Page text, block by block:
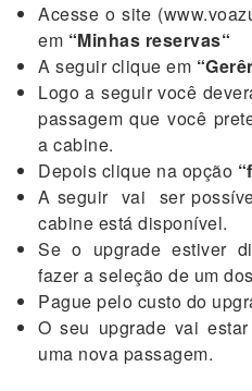
Acesse o site
em “Minhas reservas“
A seguir clique em
Logo a seguir você
passagem que você
a cabine.
Depois clique na opção
A seguir vai ser
cabine está disponível.
Se o upgrade estiver
fazer a seleção de um
Pague pelo custo do
O seu upgrade vai
uma nova passagem.